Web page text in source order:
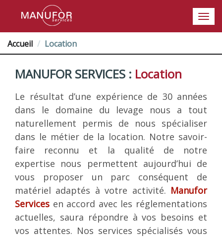
Accueil Location
MANUFOR SERVICES : Location
Le résultat d’une expérience de 30 années
dans le domaine du levage nous a tout
naturellement permis de nous spécialiser
dans le métier de la location. Notre savoir-
faire reconnu et la qualité de notre
expertise nous permettent aujourd’hui de
vous proposer un parc conséquent de
matériel adaptés à votre activité. Manufor
Services en accord avec les réglementations
actuelles, saura répondre à vos besoins et
vos attentes. Nos services spécialisés vous